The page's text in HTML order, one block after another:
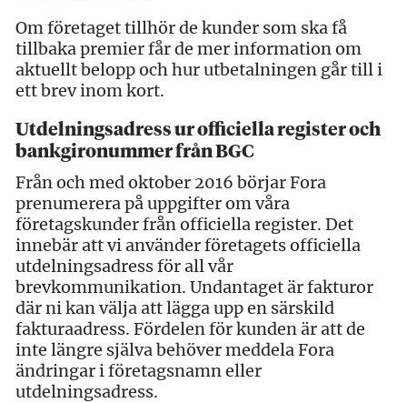
Om företaget tillhör de kunder som ska få
tillbaka premier får de mer information om
aktuellt belopp och hur utbetalningen går till i
ett brev inom kort.
Utdelningsadress ur officiella register och
bankgironummer från BGC
Från och med oktober 2016 börjar Fora
prenumerera på uppgifter om våra
företagskunder från officiella register. Det
innebär att vi använder företagets officiella
utdelningsadress för all vår
brevkommunikation. Undantaget är fakturor
där ni kan välja att lägga upp en särskild
fakturaadress. Fördelen för kunden är att de
inte längre själva behöver meddela Fora
ändringar i företagsnamn eller
utdelningsadress.